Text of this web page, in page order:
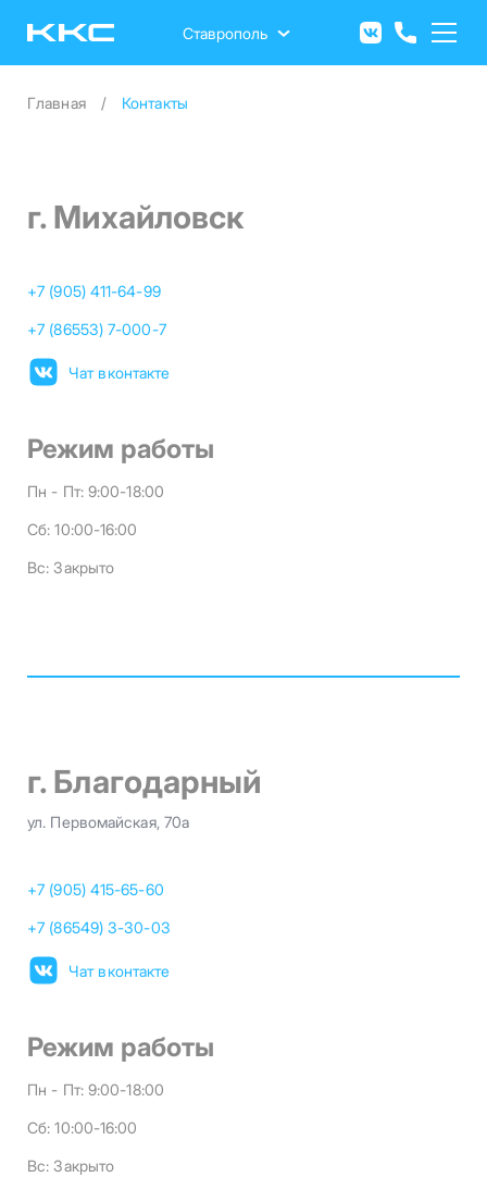
Ставрополь
Главная Контакты
г. Михайловск
+7 (905) 411-64-99
+7 (86553) 7-000-7
Чат вконтакте
Режим работы
Пн - Пт: 9:00-18:00
Сб:10:00-16:00
Вс:Закрыто
г. Благодарный
ул. Первомайская, 70а
+7 (905) 415-65-60
+7 (86549) 3-30-03
Чат вконтакте
Режим работы
Пн - Пт: 9:00-18:00
Сб:10:00-16:00
Вс:Закрыто